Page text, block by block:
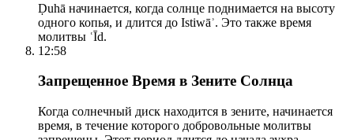
Ḍuhā начинается, когда солнце поднимается на высоту
одного копья, и длится до Istiwāʾ. Это также время
молитвы ʿĪd.
12:58
Запрещенное Время в Зените Солнца
Когда солнечный диск находится в зените, начинается
время, в течение которого добровольные молитвы